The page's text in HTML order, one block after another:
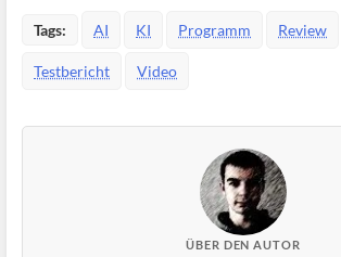
Tags: AI KI Programm Review
Testbericht Video
ÜBER DEN AUTOR